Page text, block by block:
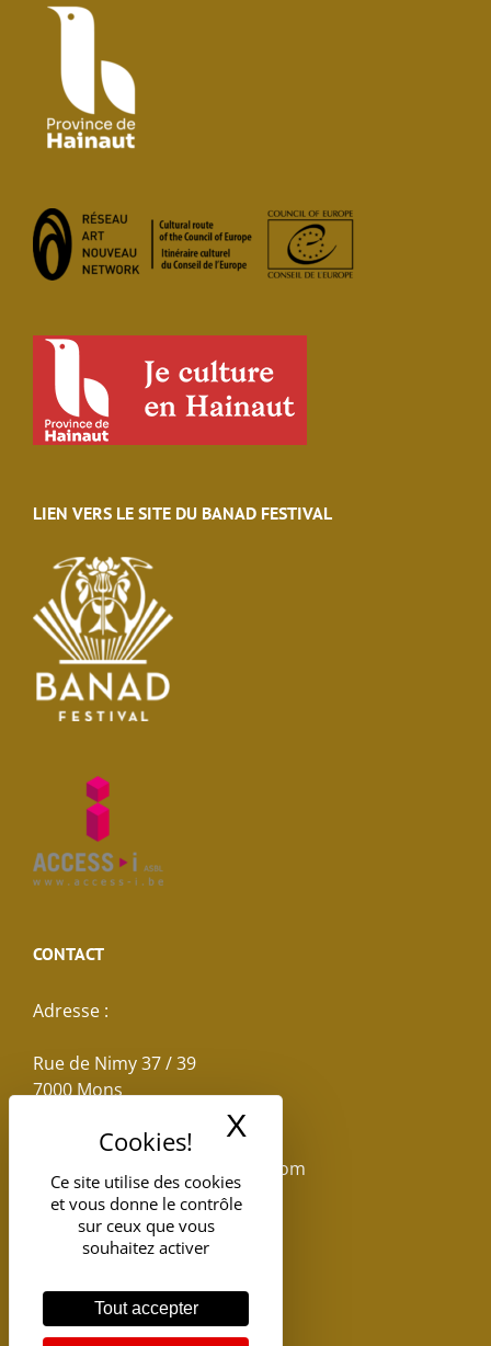
Ce site utilise des cookies
et vous donne le contrôle
sur ceux que vous
souhaitez activer
Tout accepter
X
LIEN VERS LE SITE DU BANAD FESTIVAL
CONTACT
Adresse :
Rue de Nimy 37 / 39
7000 Mons
reservations.losseau@gmail.com
Tel: +32(0)65.398.880